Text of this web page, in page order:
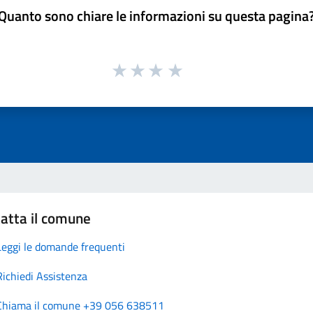
sono chiare le informazioni su questa
il comune
le domande frequenti
Assistenza
il comune +39 056 638511